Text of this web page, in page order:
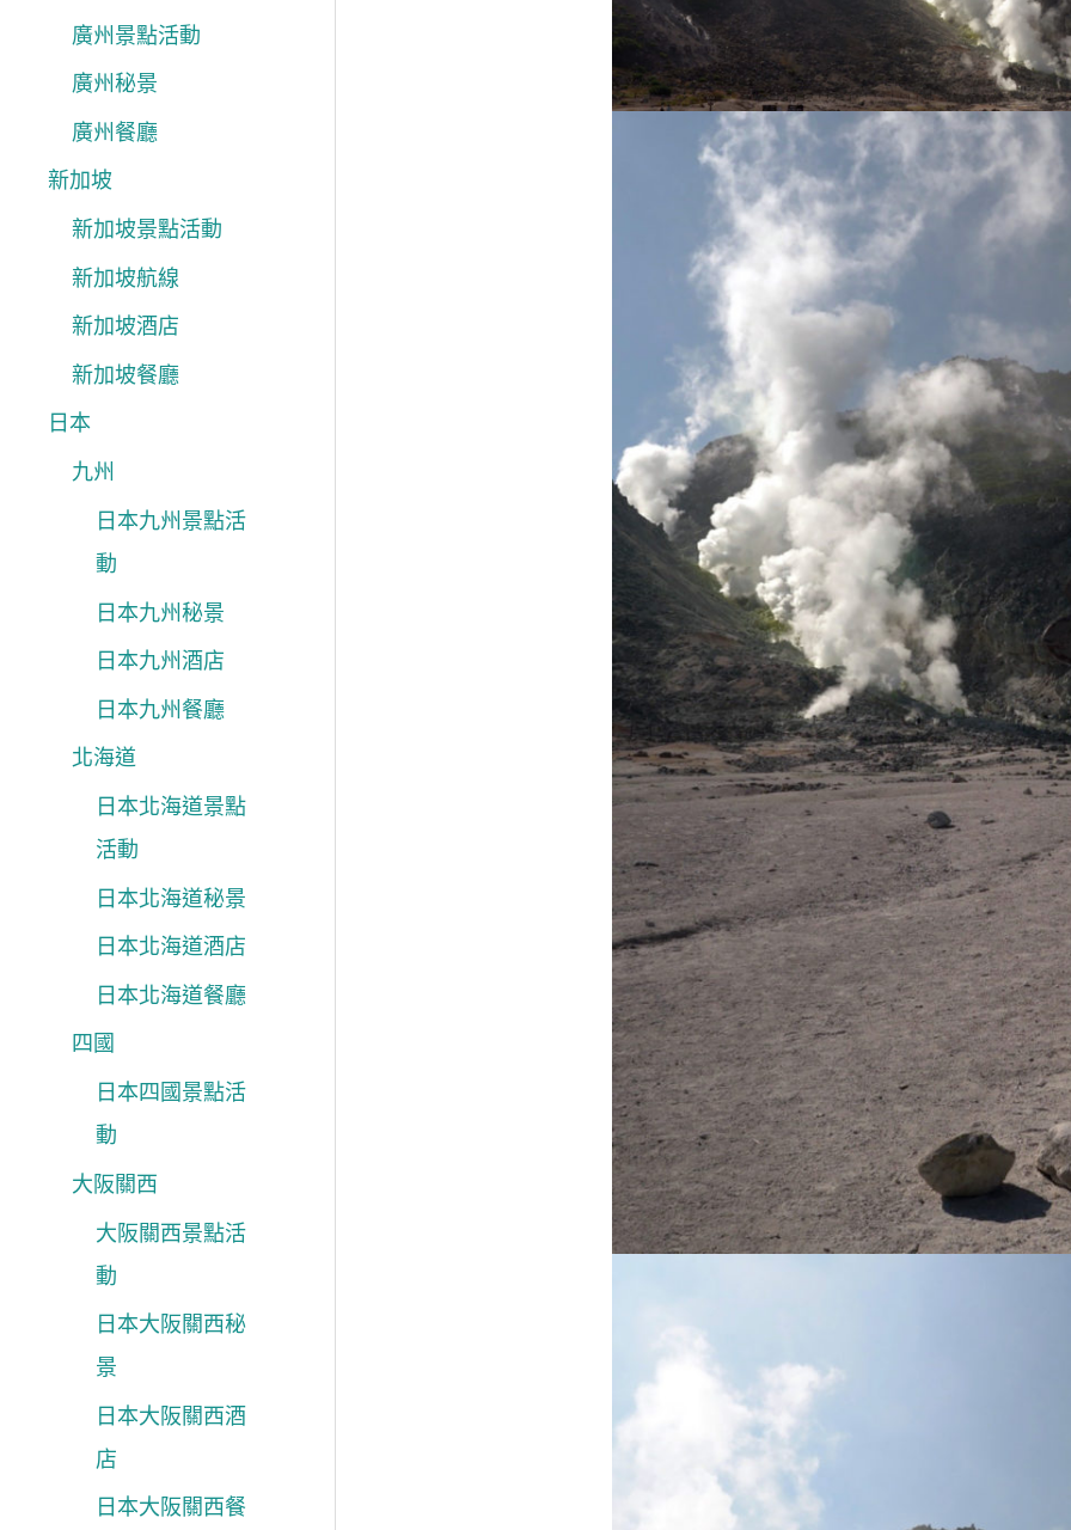
廣州景點活動
廣州秘景
廣州餐廳
新加坡
新加坡景點活動
新加坡航線
新加坡酒店
新加坡餐廳
日本
九州
日本九州景點活
動
日本九州秘景
日本九州酒店
日本九州餐廳
北海道
日本北海道景點
活動
日本北海道秘景
日本北海道酒店
日本北海道餐廳
四國
日本四國景點活
動
大阪關西
大阪關西景點活
動
日本大阪關西秘
景
日本大阪關西酒
店
日本大阪關西餐